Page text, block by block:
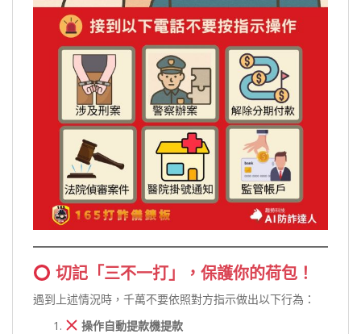
切記「三不一打」，保護你的荷包！
遇到上述情況時，千萬不要依照對方指示做出以下行為：
操作自動提款機提款